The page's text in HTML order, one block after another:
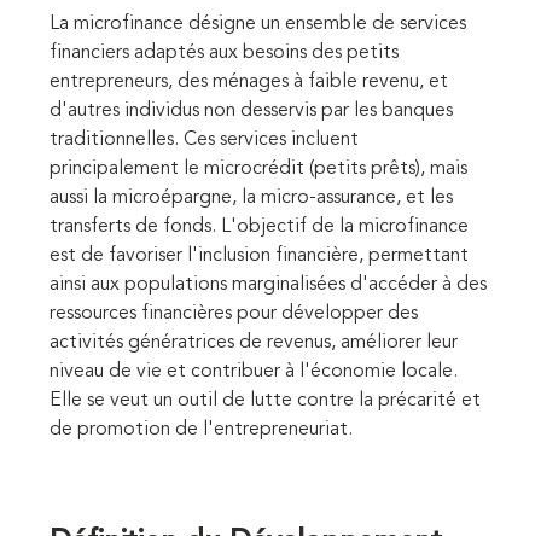
La microfinance désigne un ensemble de services
financiers adaptés aux besoins des petits
entrepreneurs, des ménages à faible revenu, et
d'autres individus non desservis par les banques
traditionnelles. Ces services incluent
principalement le microcrédit (petits prêts), mais
aussi la microépargne, la micro-assurance, et les
transferts de fonds. L'objectif de la microfinance
est de favoriser l'inclusion financière, permettant
ainsi aux populations marginalisées d'accéder à des
ressources financières pour développer des
activités génératrices de revenus, améliorer leur
niveau de vie et contribuer à l'économie locale.
Elle se veut un outil de lutte contre la précarité et
de promotion de l'entrepreneuriat.